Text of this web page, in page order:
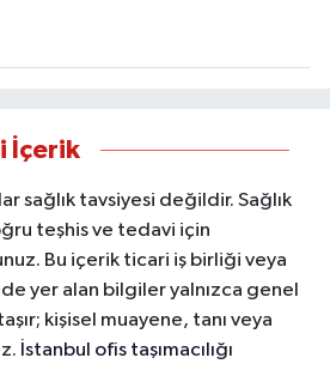
İçerik
sağlık tavsiyesi değildir. Sağlık
teşhis ve tedavi için
Bu içerik ticari iş birliği veya
yer alan bilgiler yalnızca genel
kişisel muayene, tanı veya
İstanbul ofis taşımacılığı